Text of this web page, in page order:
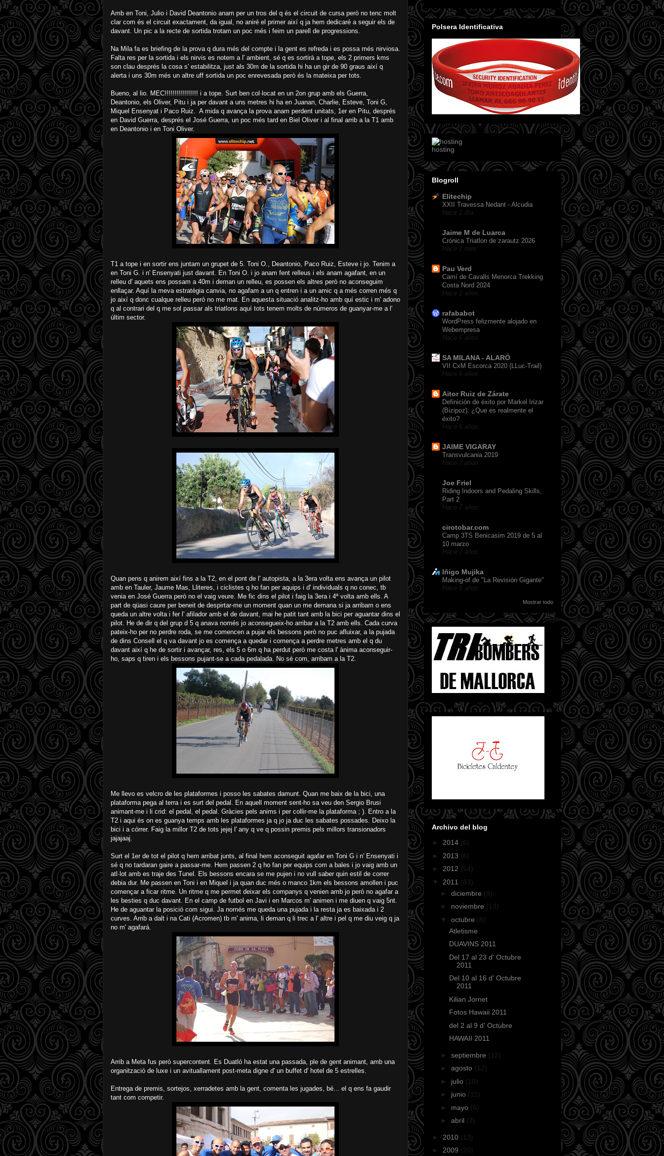
Amb en Toni, Julio i David Deantonio anam per un tros del q és el circuit de cursa però no tenc molt
clar com és el circuit exactament, da igual, no aniré el primer així q ja hem dedicaré a seguir els de
davant. Un pic a la recte de sortida trotam un poc més i feim un parell de progressions.
Na Mila fa es briefing de la prova q dura més del compte i la gent es refreda i es possa més nirviosa.
Falta res per la sortida i els nirvis es notem a l' ambient, sé q es sortirà a tope, els 2 primers kms
son clau després la cosa s' estabilitza, just als 30m de la sortida hi ha un gir de 90 graus així q
alerta i uns 30m més un altre uff sortida un poc enrevesada però és la mateixa per tots.
Bueno, al lio. MEC!!!!!!!!!!!!!!!!! i a tope. Surt ben col·locat en un 2on grup amb els Guerra,
Deantonio, els Oliver, Pitu i ja per davant a uns metres hi ha en Juanan, Charlie, Esteve, Toni G,
Miquel Ensenyat i Paco Ruiz. A mida q avança la prova anam perdent unitats, 1er en Pitu, després
en David Guerra, després el José Guerra, un poc més tard en Biel Oliver i al final arrib a la T1 amb
en Deantonio i en Toni Oliver.
T1 a tope i en sortir ens juntam un grupet de 5. Toni O., Deantonio, Paco Ruiz, Esteve i jo. Tenim a
en Toni G. i n' Ensenyati just davant. En Toni O. i jo anam fent relleus i els anam agafant, en un
relleu d' aquets ens possam a 40m i deman un relleu, es possen els altres però no aconseguim
enllaçar. Aquí la meva estratègia canvia, no agafam a un q entren i a un amic q a més corren més q
jo així q donc cualque relleu però no me mat. En aquesta situació analitz-ho amb quí estic i m' adono
q al contrari del q me sol passar als triatlons aquí tots tenem molts de números de guanyar-me a l'
últim sector.
Quan pens q anirem així fins a la T2, en el pont de l' autopista, a la 3era volta ens avança un pilot
amb en Tauler, Jaume Mas, Lliteres, i ciclistes q ho fan per aquips i d' individuals q no conec, tb
venia en José Guerra però no el vaig veure. Me fic dins el pilot i faig la 3era i 4ª volta amb ells. A
part de qüasi caure per beneit de despirtar-me un moment quan un me demana si ja arribam o ens
queda un altre volta i fer l' afilador amb el de davant, mai he patit tant amb la bici per aguantar dins el
pilot. He de dir q del grup d 5 q anava només jo aconsegueix-ho arribar a la T2 amb ells. Cada curva
pateix-ho per no perdre roda, se me comencen a pujar els bessons però no puc afluixar, a la pujada
de dins Consell el q va davant jo es comença a quedar i comença a perdre metres amb el q du
davant així q he de sortir i avançar, res, els 5 o 6m q ha perdut però me costa l' ànima aconseguir-
ho, saps q tiren i els bessons pujant-se a cada pedalada. No sé com, arribam a la T2.
Me llevo es velcro de les plataformes i posso les sabates damunt. Quan me baix de la bici, una
plataforma pega al terra i es surt del pedal. En aquell moment sent-ho sa veu den Sergio Brusi
animant-me i li crid: el pedal, el pedal. Gràcies pels anims i per collir-me la plataforma ; ). Entro a la
T2 i aqui és on es guanya temps amb les plataformes ja q jo ja duc les sabates possades. Deixo la
bici i a córrer. Faig la millor T2 de tots jejej l' any q ve q possin premis pels millors transionadors
jajajaaj.
Surt el 1er de tot el pilot q hem arribat junts, al final hem aconseguit agafar en Toni G i n' Ensenyati i
sé q no tardaran gaire a passar-me. Hem passen 2 q ho fan per equips com a bales i jo vaig amb un
atl·lot amb es traje des Tunel. Els bessons encara se me pujen i no vull saber quin estil de correr
debia dur. Me passen en Toni i en Miquel i ja quan duc més o manco 1km els bessons amollen i puc
començar a ficar ritme. Un ritme q me permet deixar els companys q venien amb jo però no agafar a
les besties q duc davant. En el camp de futbol en Javi i en Marcos m' animen i me diuen q vaig 5nt.
He de aguantar la posició com sigui. Ja només me queda una pujada i la resta ja es baixada i 2
curves. Arrib a dalt i na Cati (Acromen) tb m' anima, li deman q li trec a l' altre i pel q me diu veig q ja
no m' agafará.
Arrib a Meta fus però supercontent. Es Duatló ha estat una passada, ple de gent animant, amb una
organització de luxe i un avituallament post-meta digne d' un buffet d' hotel de 5 estrelles.
Entrega de premis, sortejos, xerradetes amb la gent, comenta les jugades, bé... el q ens fa gaudir
tant com competir.
Polsera Identificativa
hosting
Blogroll
Elitechip
XXII Travessa Nedant - Alcudia
Hace 1 día
Jaime M de Luarca
Crónica Triatlon de zarautz 2026
Hace 1 mes
Pau Verd
Camí de Cavalls Menorca Trekking
Costa Nord 2024
Hace 2 años
rafababot
WordPress felizmente alojado en
Webempresa
Hace 6 años
SA MILANA - ALARÓ
VII CxM Escorca 2020 (LLuc-Trail)
Hace 6 años
Aitor Ruiz de Zárate
Definición de éxito por Markel Irizar
(Bizipoz). ¿Que es realmente el
éxito?
Hace 6 años
JAIME VIGARAY
Transvulcania 2019
Hace 7 años
Joe Friel
Riding Indoors and Pedaling Skills,
Part 2
Hace 7 años
cirotobar.com
Camp 3TS Benicasim 2019 de 5 al
10 marzo
Hace 7 años
Iñigo Mujika
Making-of de "La Revisión Gigante"
Hace 8 años
Mostrar todo
Archivo del blog
► 2014 (6)
► 2013 (6)
► 2012 (54)
▼ 2011 (83)
► diciembre (9)
► noviembre (13)
▼ octubre (8)
Atletisme
DUAVINS 2011
Del 17 al 23 d' Octubre
2011
Del 10 al 16 d' Octubre
2011
Kilian Jornet
Fotos Hawaii 2011
del 2 al 9 d' Octubre
HAWAII 2011
► septiembre (12)
► agosto (12)
► julio (10)
► junio (11)
► mayo (5)
► abril (3)
► 2010 (13)
► 2009 (20)